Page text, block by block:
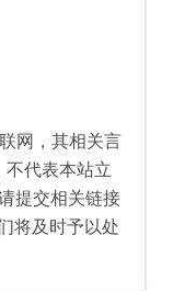
网，其相关言
代表本站立
提交相关链接
将及时予以处